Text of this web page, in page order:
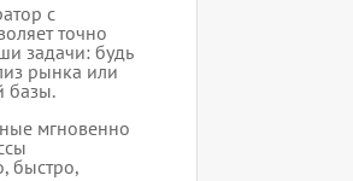
с
точно
задачи: будь
рынка или
базы.
мгновенно
быстро,